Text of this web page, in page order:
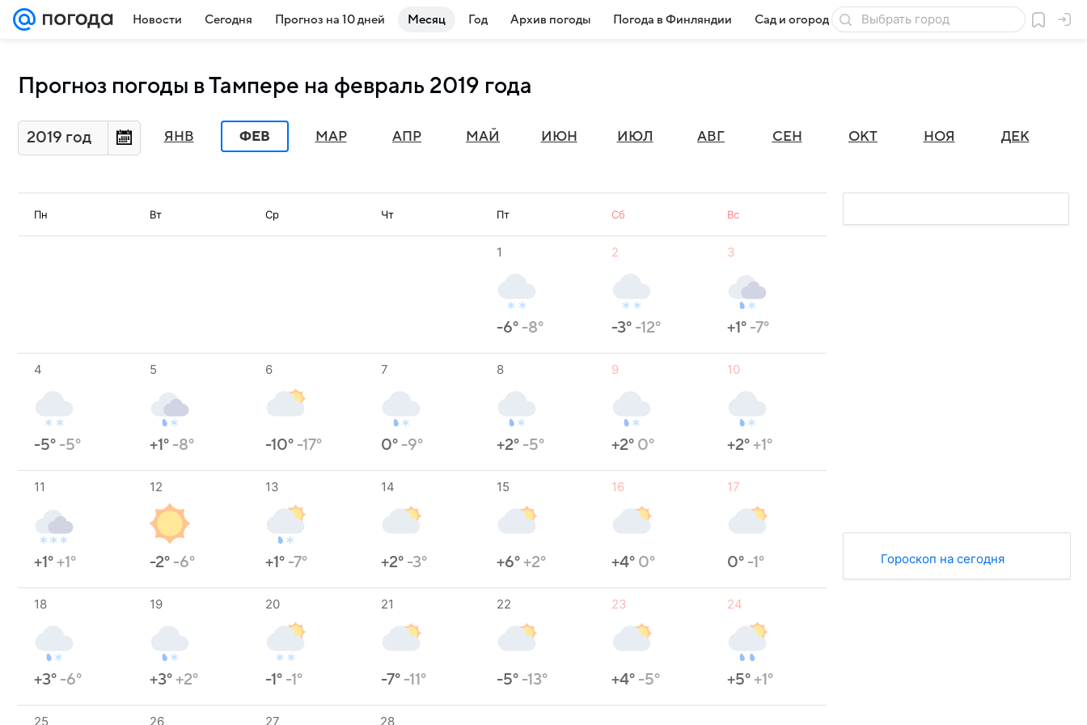
Новости Сегодня Прогноз на 10 дней Месяц Год Архив погоды Погода в Финляндии Сад и огород Товары для дачи
Прогноз погоды в Тампере на февраль 2019 года
2019 год ЯНВ ФЕВ МАР АПР МАЙ ИЮН ИЮЛ АВГ СЕН ОКТ НОЯ ДЕК
Пн Вт Ср Чт Пт Сб Вс
1
-6° -8°
2
-3° -12°
3
+1° -7°
4
-5° -5°
5
+1° -8°
6
-10° -17°
7
0° -9°
8
+2° -5°
9
+2° 0°
10
+2°+1°
11
+1°+1°
12
-2° -6°
13
+1° -7°
14
+2° -3°
15
+6°+2°
16
+4° 0°
17
0° -1°
18
+3° -6°
19
+3°+2°
20
-1° -1°
21
-7° -11°
22
-5° -13°
23
+4° -5°
24
+5°+1°
25 26 27 28
Гороскоп на сегодня